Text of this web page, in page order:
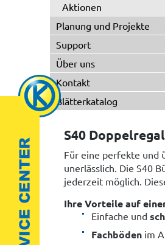
Aktionen
Planung und Projekte
Support
Über uns
Kontakt
Blätterkatalog
S40
Für eine perfekte und
unerlässlich. Die S40
jederzeit möglich.
Ihre Vorteile auf
Einfache und
Fachböden im